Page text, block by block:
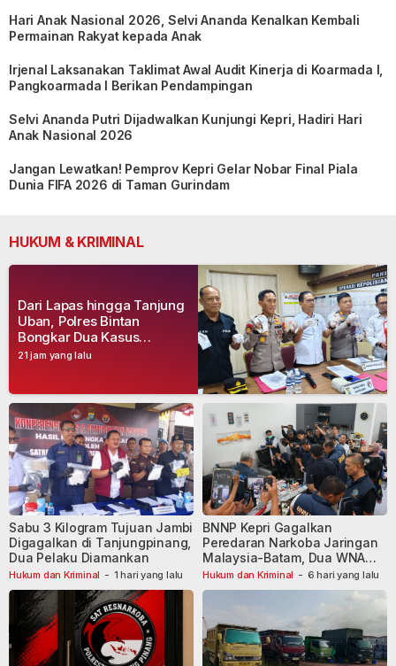
Hari Anak Nasional 2026, Selvi Ananda Kenalkan Kembali
Permainan Rakyat kepada Anak
Irjenal Laksanakan Taklimat Awal Audit Kinerja di Koarmada I,
Pangkoarmada I Berikan Pendampingan
Selvi Ananda Putri Dijadwalkan Kunjungi Kepri, Hadiri Hari
Anak Nasional 2026
Jangan Lewatkan! Pemprov Kepri Gelar Nobar Final Piala
Dunia FIFA 2026 di Taman Gurindam
HUKUM & KRIMINAL
21 jam yang lalu
Dari Lapas hingga Tanjung
Uban, Polres Bintan
Bongkar Dua Kasus
Narkoba, Empat Tersangka
Hukum dan Kriminal - 1 hari yang lalu
Sabu 3 Kilogram Tujuan Jambi
Digagalkan di Tanjungpinang,
Dua Pelaku Diamankan
Hukum dan Kriminal - 6 hari yang lalu
BNNP Kepri Gagalkan
Peredaran Narkoba Jaringan
Malaysia-Batam, Dua WNA
Masih Diburu